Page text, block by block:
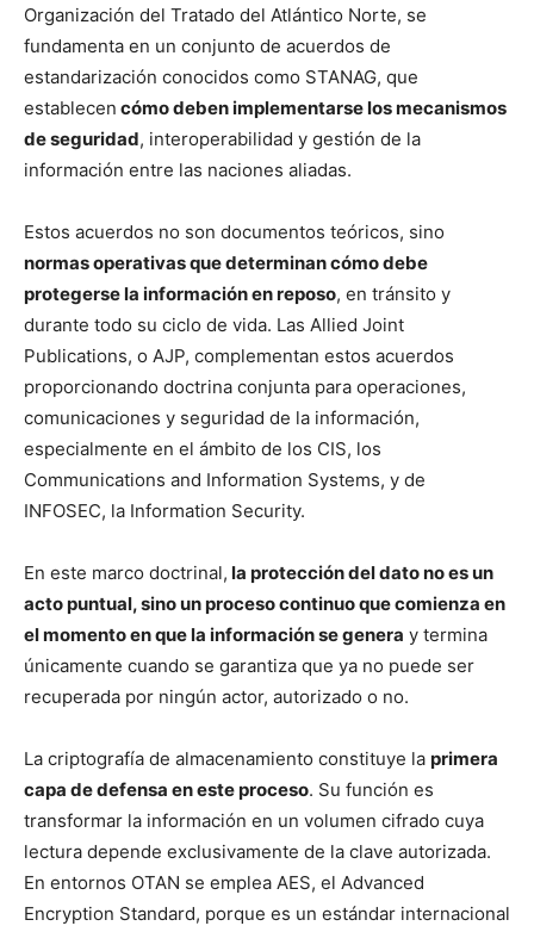
Organización del Tratado del Atlántico Norte, se
fundamenta en un conjunto de acuerdos de
estandarización conocidos como STANAG, que
establecen cómo deben implementarse los mecanismos
de seguridad, interoperabilidad y gestión de la
información entre las naciones aliadas.
Estos acuerdos no son documentos teóricos, sino
normas operativas que determinan cómo debe
protegerse la información en reposo, en tránsito y
durante todo su ciclo de vida. Las Allied Joint
Publications, o AJP, complementan estos acuerdos
proporcionando doctrina conjunta para operaciones,
comunicaciones y seguridad de la información,
especialmente en el ámbito de los CIS, los
Communications and Information Systems, y de
INFOSEC, la Information Security.
En este marco doctrinal, la protección del dato no es un
acto puntual, sino un proceso continuo que comienza en
el momento en que la información se genera y termina
únicamente cuando se garantiza que ya no puede ser
recuperada por ningún actor, autorizado o no.
La criptografía de almacenamiento constituye la primera
capa de defensa en este proceso. Su función es
transformar la información en un volumen cifrado cuya
lectura depende exclusivamente de la clave autorizada.
En entornos OTAN se emplea AES, el Advanced
Encryption Standard, porque es un estándar internacional